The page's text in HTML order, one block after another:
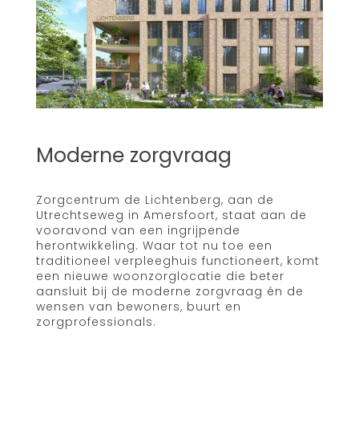
Moderne zorgvraag
Zorgcentrum de Lichtenberg, aan de
Utrechtseweg in Amersfoort, staat aan de
vooravond van een ingrijpende
herontwikkeling. Waar tot nu toe een
traditioneel verpleeghuis functioneert, komt
een nieuwe woonzorglocatie die beter
aansluit bij de moderne zorgvraag én de
wensen van bewoners, buurt en
zorgprofessionals.